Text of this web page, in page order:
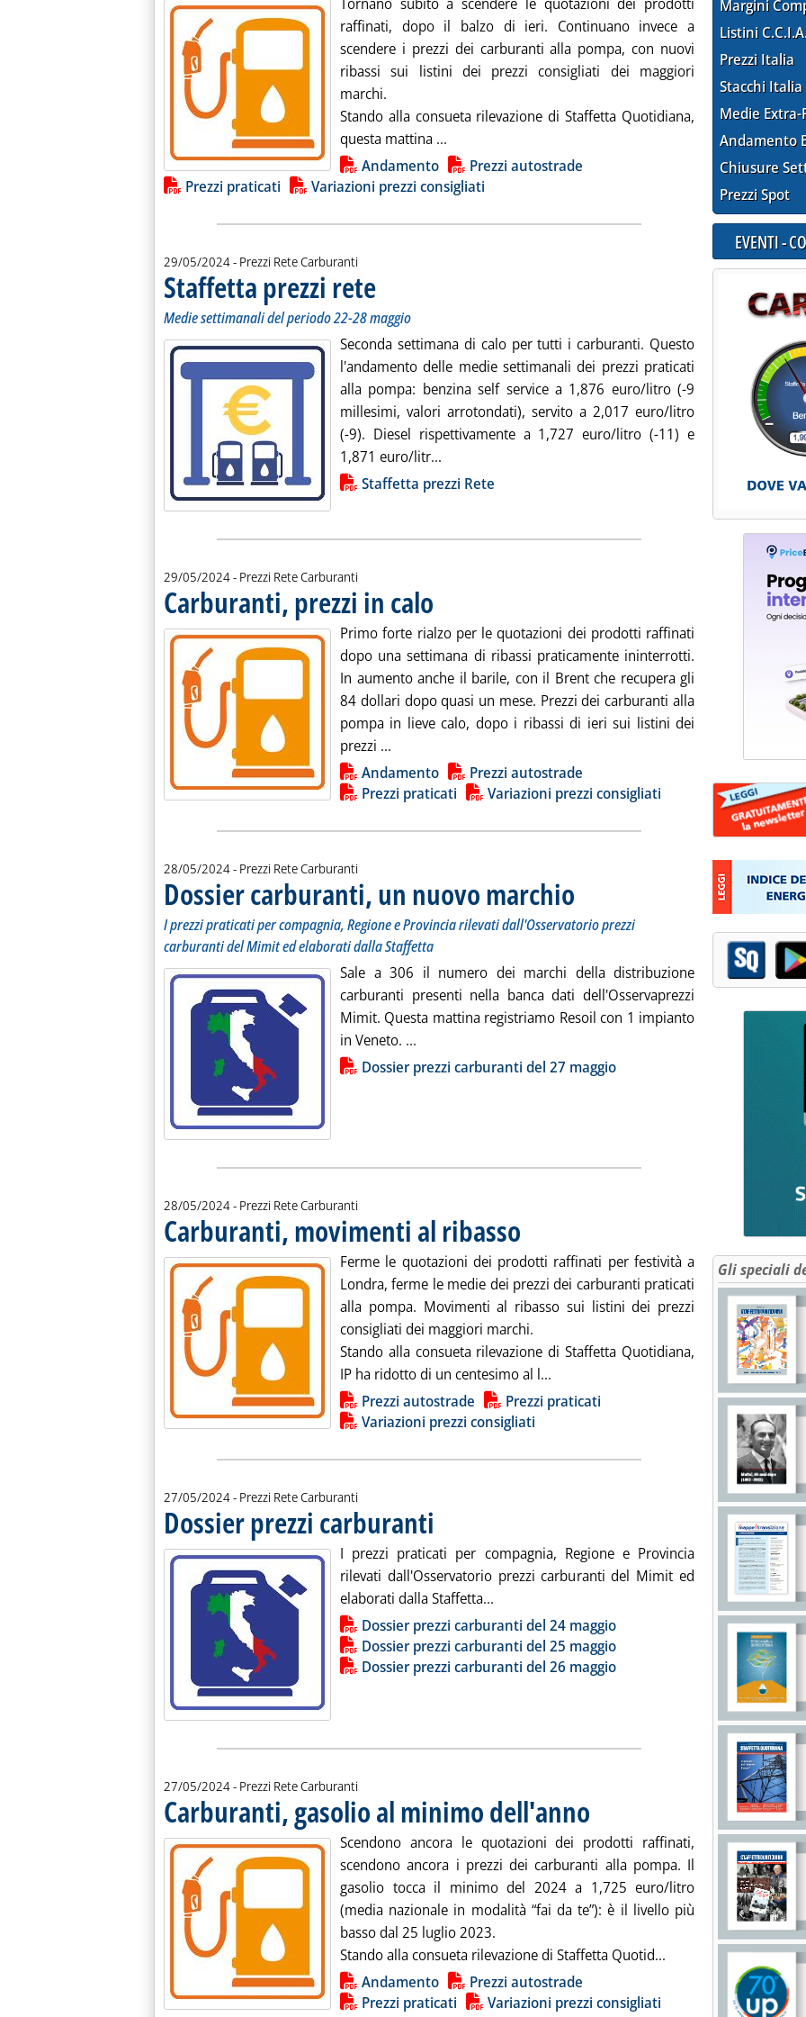
raffinati, dopo il balzo di ieri. Continuano invece a
scendere i prezzi dei carburanti alla pompa, con nuovi
ribassi sui listini dei prezzi consigliati dei maggiori
marchi.
Stando alla consueta rilevazione di Staffetta Quotidiana,
questa mattina ... Leggi tutta la notizia: 'Carburanti, nuovi ribassi'
Lista allegati PDF alla notizia
Andamento
Prezzi autostrade
Prezzi praticati
Variazioni prezzi consigliati
29/05/2024- Prezzi Rete Carburanti
Staffetta prezzi rete
Medie settimanali del periodo 22-28 maggio
Seconda settimana di calo per tutti i carburanti. Questo
l'andamento delle medie settimanali dei prezzi praticati
alla pompa: benzina self service a 1,876 euro/litro (-9
millesimi, valori arrotondati), servito a 2,017 euro/litro
(-9). Diesel rispettivamente a 1,727 euro/litro (-11) e
1,871 euro/litr...
Lista allegati PDF alla notiziaStaffetta prezzi Rete
29/05/2024- Prezzi Rete Carburanti
Carburanti, prezzi in calo
Primo forte rialzo per le quotazioni dei prodotti raffinati
dopo una settimana di ribassi praticamente ininterrotti.
In aumento anche il barile, con il Brent che recupera gli
84 dollari dopo quasi un mese. Prezzi dei carburanti alla
pompa in lieve calo, dopo i ribassi di ieri sui listini dei
prezzi ...
Lista allegati PDF alla notizia
Andamento
Prezzi autostrade
Prezzi praticati
Variazioni prezzi consigliati
28/05/2024- Prezzi Rete Carburanti
Dossier carburanti, un nuovo marchio . Sottotitolo: I prezzi praticati per compagnia,
. Pubblicata martedì 28 maggio 2024 alle 15.26.
I prezzi praticati per compagnia, Regione e Provincia rilevati dall'Osservatorio prezzi
carburanti del Mimit ed elaborati dalla Staffetta
Sale a 306 il numero dei marchi della distribuzione
carburanti presenti nella banca dati dell'Osservaprezzi
Mimit. Questa mattina registriamo Resoil con 1 impianto
in Veneto. ...
Lista allegati PDF alla notiziaDossier prezzi carburanti del 27 maggio
28/05/2024- Prezzi Rete Carburanti
Carburanti, movimenti al ribasso
Ferme le quotazioni dei prodotti raffinati per festività a
Londra, ferme le medie dei prezzi dei carburanti praticati
alla pompa. Movimenti al ribasso sui listini dei prezzi
consigliati dei maggiori marchi.
Stando alla consueta rilevazione di Staffetta Quotidiana,
IP ha ridotto di un centesimo al l... Leggi tutta la notizia: 'Carburanti,
Lista allegati PDF alla notiziaPrezzi autostrade
Prezzi praticati
Variazioni prezzi consigliati
27/05/2024- Prezzi Rete Carburanti
Dossier prezzi carburanti
I prezzi praticati per compagnia, Regione e Provincia
rilevati dall'Osservatorio prezzi carburanti del Mimit ed
elaborati dalla Staffetta... Leggi tutta la notizia: 'Dossier prezzi carburanti'
Lista allegati PDF alla notiziaDossier prezzi carburanti del 24 maggio
Dossier prezzi carburanti del 25 maggio
Dossier prezzi carburanti del 26 maggio
27/05/2024- Prezzi Rete Carburanti
Carburanti, gasolio al minimo dell'anno . Pubblicata lunedì 27 maggio 2024 alle 8.50.
Scendono ancora le quotazioni dei prodotti raffinati,
scendono ancora i prezzi dei carburanti alla pompa. Il
gasolio tocca il minimo del 2024 a 1,725 euro/litro
(media nazionale in modalità “fai da te”): è il livello più
basso dal 25 luglio 2023.
Stando alla consueta rilevazione di Staffetta Quotid... Leggi tutta la
Lista allegati PDF alla notizia
Andamento
Prezzi autostrade
Prezzi praticati
Variazioni prezzi consigliati
Margini
Listini
Prezzi Italia
Stacchi Italia
Medie Extra-
Andamento
Chiusure
Prezzi Spot
EVENTI -
Gli speciali